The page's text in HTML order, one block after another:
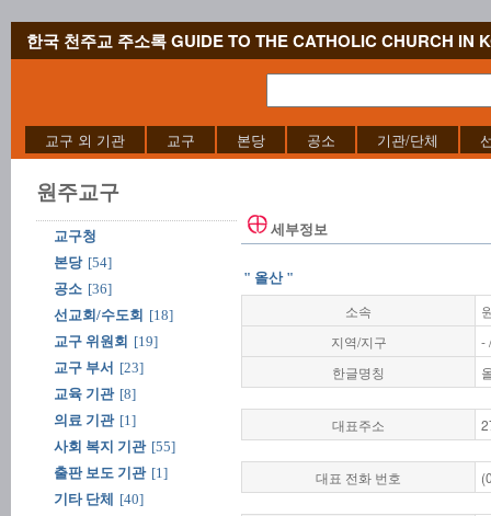
한국 천주교 주소록 GUIDE TO THE CATHOLIC CHURCH IN
교구 외 기관 교구 본당 공소 기관/단체
원주교구
교구청
본당 [54]
공소 [36]
선교회/수도회 [18]
교구 위원회 [19]
교구 부서 [23]
교육 기관 [8]
의료 기관 [1]
사회 복지 기관 [55]
출판 보도 기관 [1]
기타 단체
[40]
세부정보
" 올산 "
소속
지역/지구
-
한글명칭
대표주소
대표 전화 번호